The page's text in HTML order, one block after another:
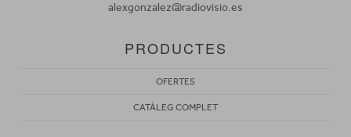
alexgonzalez@radiovisio.es
PRODUCTES
OFERTES
CATÀLEG COMPLET